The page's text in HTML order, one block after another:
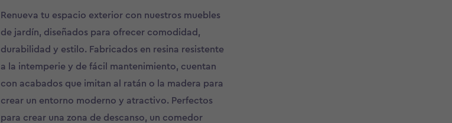
Renueva tu espacio exterior con nuestros muebles
de jardín, diseñados para ofrecer comodidad,
durabilidad y estilo. Fabricados en resina resistente
a la intemperie y de fácil mantenimiento, cuentan
con acabados que imitan al ratán o la madera para
crear un entorno moderno y atractivo. Perfectos
para crear una zona de descanso, un comedor